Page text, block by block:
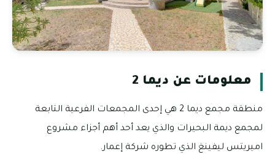
معلومات عن ديما 2
منطقة مجمع ديما 2 هي إحدى المجمعات الفرعية التابعة
لمجمع ديمة البحيرات والذي يعد أحد أهم أجزاء مشروع
اميريتس ليفينغ الذي تطوره شركة إعمار.